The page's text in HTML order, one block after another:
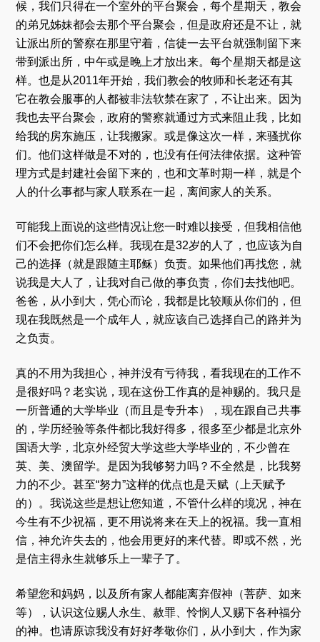
候，我们只得在一个室外的平台聚会，每个星期天，教会
的弟兄姊妹都会去那个平台聚会，但是政府还是不让，就
让派出所的警察在那里守着，信徒一去平台就强制留下来
带到派出所，中午或是晚上才放出来。每个星期天都是这
样。也是从2011年开始，我们教会的牧师和长老还有其
它在教会服事的人都被非法软禁在家了，不让出来。因为
我也去平台聚会，政府的警察就通过方式来阻止我，比如
给我的房东施压，让我搬家。或是像这次一样，来骚扰你
们。他们这样做是不对的，也没有任何法律依据。这种管
理方式是封建社会留下来的，也和文革时期一样，就是个
人的什么事都与家人联系在一起，离间家人的关系。
可能我上面说的这些情况让您一时难以接受，但我相信他
们不会把你们怎么样。我现在是32岁的人了，也应该为自
己的选择（就是跟随主耶稣）负责。如果他们再找您，就
说我是大人了，让我对自己做的事负责，你们去找他吧。
爸爸，从小到大，凭心而论，我都是比较顺从你们的，但
现在我既然是一个成年人，就应该自己选择自己的路并为
之负责。
真的不用为我担心，神并没有亏待我，看我现在的工作不
是很好吗？老实说，现在这份工作真的是神赐的。我只是
一所普通的大学毕业（而且是专升本），现在跟自己共事
的，学历经验等条件都比我好得多，很多至少都是北京外
国语大学，北京外经贸大学这些大学毕业的，不少曾在
英、美、澳留学。是因为我够努力吗？不全然是，比我努
力的不少。甚至“努力”这样的优点也是天赋（上天赋予
的）。我说这些是想让您知道，不管什么样的境况，神在
今生有不少祝福，更不用说将来在天上的祝福。我一直相
信，神允许失去的，他会用更好的来代替。即或不然，光
是信主得永生就够乐上一辈子了。
希望您和妈妈，以及所有家人都能离弃假神（菩萨、如来
等），认识这位赐人永生、赦罪、怜悯人又赐下各种福分
的神。也请原谅我没有好好孝敬你们，从小到大，作为家